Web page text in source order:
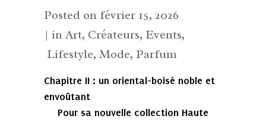
Posted on février 15, 2026
in Art, Créateurs, Events,
Lifestyle, Mode, Parfum
Chapitre II : un oriental-boisé noble et
envoûtant
Pour sa nouvelle collection Haute